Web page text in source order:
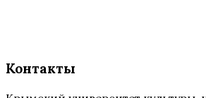
Контакты